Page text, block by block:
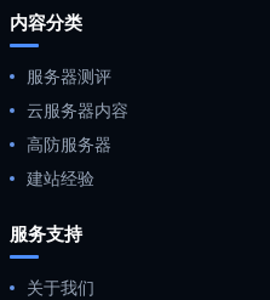
内容分类
服务器测评
云服务器内容
高防服务器
建站经验
服务支持
关于我们